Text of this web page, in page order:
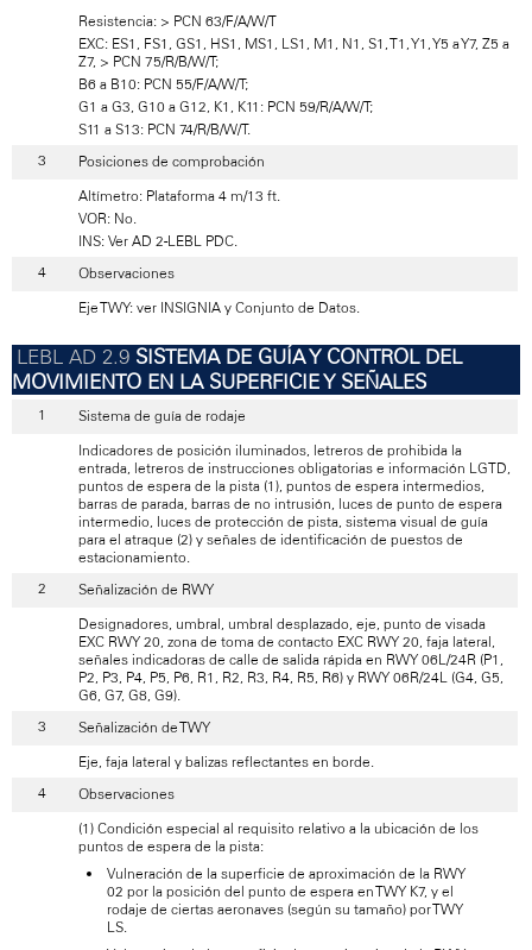
Resistencia: > PCN 63/F/A/W/T
EXC: ES1, FS1, GS1, HS1, MS1, LS1, M1, N1, S1, T1, Y1, Y5 a Y7, Z5 a
Z7, > PCN 75/R/B/W/T;
B6 a B10: PCN 55/F/A/W/T;
G1 a G3, G10 a G12, K1, K11: PCN 59/R/A/W/T;
S11 a S13: PCN 74/R/B/W/T.
Posiciones de comprobación
Altímetro: Plataforma 4 m/13 ft.
VOR: No.
INS: Ver AD 2-LEBL PDC.
Observaciones
Eje TWY: ver INSIGNIA y Conjunto de Datos.
SISTEMA DE GUÍA Y CONTROL DEL
MOVIMIENTO EN LA SUPERFICIE Y SEÑALES
Sistema de guía de rodaje
Indicadores de posición iluminados, letreros de prohibida la
entrada, letreros de instrucciones obligatorias e información LGTD,
puntos de espera de la pista (1), puntos de espera intermedios,
barras de parada, barras de no intrusión, luces de punto de espera
intermedio, luces de protección de pista, sistema visual de guía
para el atraque (2) y señales de identificación de puestos de
estacionamiento.
Señalización de RWY
Designadores, umbral, umbral desplazado, eje, punto de visada
EXC RWY 20, zona de toma de contacto EXC RWY 20, faja lateral,
señales indicadoras de calle de salida rápida en RWY 06L/24R (P1,
P2, P3, P4, P5, P6, R1, R2, R3, R4, R5, R6) y RWY 06R/24L (G4, G5,
G6, G7, G8, G9).
Señalización de TWY
Eje, faja lateral y balizas reflectantes en borde.
Observaciones
(1) Condición especial al requisito relativo a la ubicación de los
puntos de espera de la pista:
Vulneración de la superficie de aproximación de la RWY
02 por la posición del punto de espera en TWY K7, y el
rodaje de ciertas aeronaves (según su tamaño) por TWY
LS.